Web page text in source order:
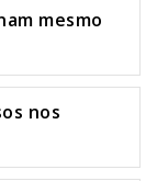
mesmo
nos